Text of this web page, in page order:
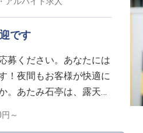
せて無理なく働けま
無料駐車場をご用意して
始められるよう、先輩ス
がここにあります。
です
募ください。あなたには
！夜間もお客様が快適に
。あたみ石亭は、露天風
々とした12畳のベッド
～